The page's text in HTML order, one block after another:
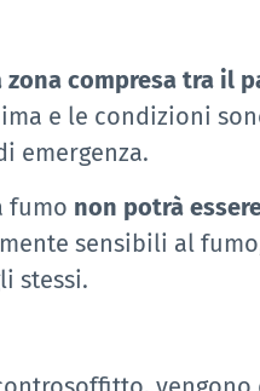
zona compresa tra il
e le condizioni
emergenza.
fumo non potrà
sensibili al
stessi.